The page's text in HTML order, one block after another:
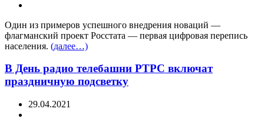
Один из примеров успешного внедрения новаций —
флагманский проект Росстата — первая цифровая перепись
населения. (далее…)
В День радио телебашни РТРС включат
праздничную подсветку
29.04.2021